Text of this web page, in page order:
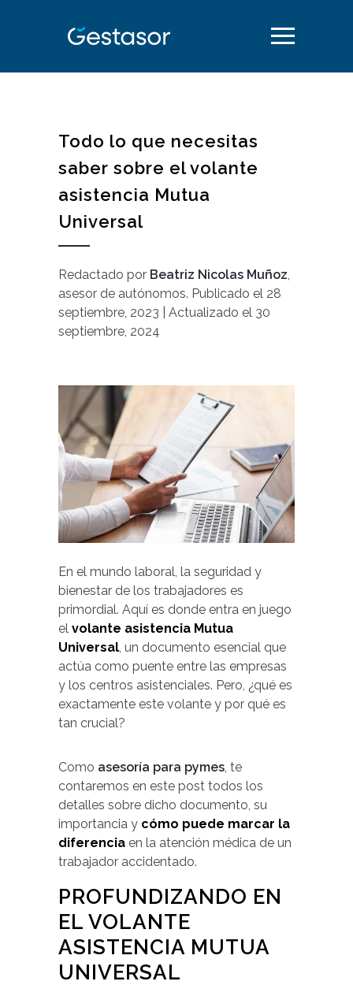
Todo lo que necesitas
saber sobre el volante
asistencia Mutua
Universal
Redactado por Beatriz Nicolas Muñoz,
asesor de autónomos. Publicado el 28
septiembre, 2023 | Actualizado el 30
septiembre, 2024
En el mundo laboral, la seguridad y
bienestar de los trabajadores es
primordial. Aquí es donde entra en juego
el volante asistencia Mutua
Universal, un documento esencial que
actúa como puente entre las empresas
y los centros asistenciales. Pero, ¿qué es
exactamente este volante y por qué es
tan crucial?
Como asesoría para pymes, te
contaremos en este post todos los
detalles sobre dicho documento, su
importancia y cómo puede marcar la
diferencia en la atención médica de un
trabajador accidentado.
PROFUNDIZANDO EN
EL VOLANTE
ASISTENCIA MUTUA
UNIVERSAL